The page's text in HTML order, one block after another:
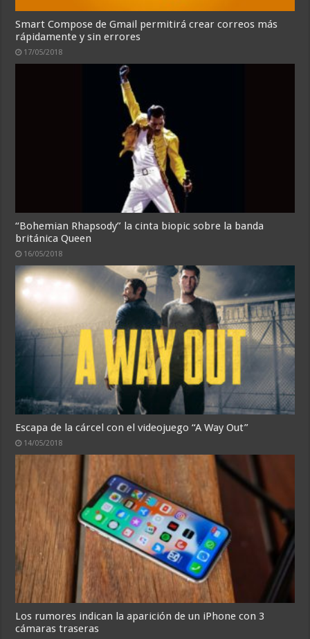
Smart Compose de Gmail permitirá crear correos más
rápidamente y sin errores
17/05/2018
“Bohemian Rhapsody” la cinta biopic sobre la banda
británica Queen
16/05/2018
Escapa de la cárcel con el videojuego “A Way Out”
14/05/2018
Los rumores indican la aparición de un iPhone con 3
cámaras traseras